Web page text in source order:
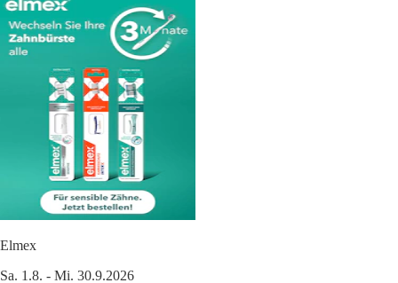
Elmex
Sa. 1.8. - Mi. 30.9.2026